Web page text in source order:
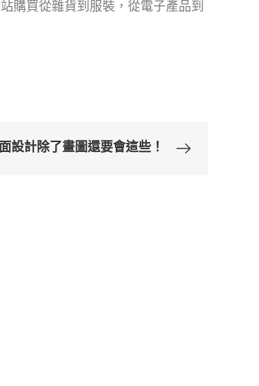
購買從雜貨到服裝，從電子產品到
設計除了畫圖還要會這些！